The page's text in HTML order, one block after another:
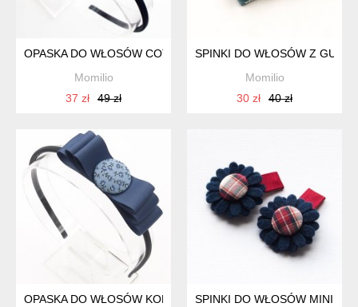
OPASKA DO WŁOSÓW COTTON FLOWER VANDA
Momilio
37 zł
49 zł
SPINKI DO WŁOSÓW Z
Momilio
30 zł
40 zł
OPASKA DO WŁOSÓW KOKARDA Z GUZIKIEM BLUE LITTLE
SPINKI DO WŁOSÓW MINI